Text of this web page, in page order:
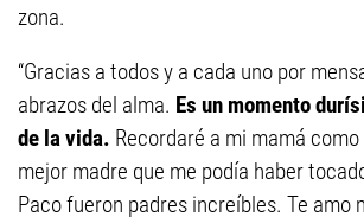
zona.
“Gracias a todos y a cada uno por
abrazos del alma. Es un momento
de la vida. Recordaré a mi mamá
mejor madre que me podía haber
Paco fueron padres increíbles. Te amo